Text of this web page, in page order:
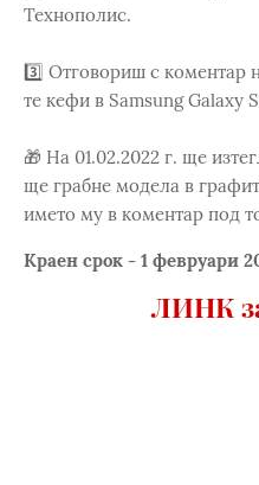
Технополис.
3️⃣ Отговориш с коментар
те кефи в Samsung Galaxy
🎁 На 01.02.2022 г. ще
ще грабне модела в
името му в коментар под
Краен срок - 1 февруари
ЛИНК